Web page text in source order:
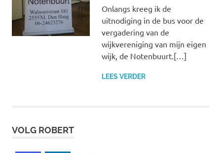
Onlangs kreeg ik de
uitnodiging in de bus voor de
vergadering van de
wijkvereniging van mijn eigen
wijk, de Notenbuurt.[…]
LEES VERDER
VOLG ROBERT